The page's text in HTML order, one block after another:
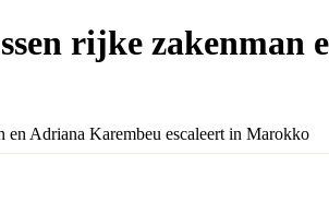
rijke zakenman